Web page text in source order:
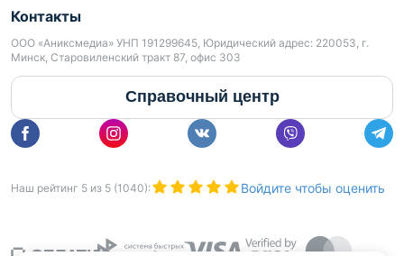
Контакты
ООО «Аниксмедиа» УНП 191299645, Юридический адрес: 220053, г.
Минск, Старовиленский тракт 87, офис 303
Справочный центр
Наш рейтинг 5 из 5 (1040): Войдите чтобы оценить